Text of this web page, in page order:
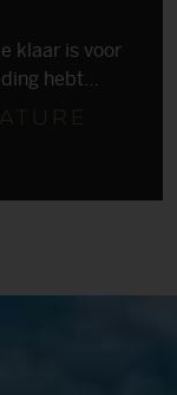
om nieuwe
bent
om de
klaar is voor
hebt
is een pré.